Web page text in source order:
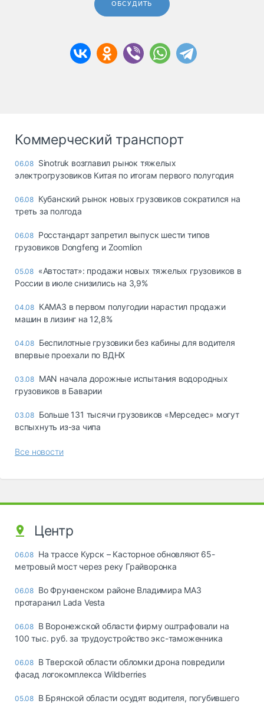
ОБСУДИТЬ
Коммерческий транспорт
06.08 Sinotruk возглавил рынок тяжелых
электрогрузовиков Китая по итогам первого полугодия
06.08 Кубанский рынок новых грузовиков сократился на
треть за полгода
06.08 Росстандарт запретил выпуск шести типов
грузовиков Dongfeng и Zoomlion
05.08 «Автостат»: продажи новых тяжелых грузовиков в
России в июле снизились на 3,9%
04.08 КАМАЗ в первом полугодии нарастил продажи
машин в лизинг на 12,8%
04.08 Беспилотные грузовики без кабины для водителя
впервые проехали по ВДНХ
03.08 MAN начала дорожные испытания водородных
грузовиков в Баварии
03.08 Больше 131 тысячи грузовиков «Мерседес» могут
вспыхнуть из-за чипа
Все новости
Центр
06.08 На трассе Курск – Касторное обновляют 65-
метровый мост через реку Грайворонка
06.08 Во Фрунзенском районе Владимира МАЗ
протаранил Lada Vesta
06.08 В Воронежской области фирму оштрафовали на
100 тыс. руб. за трудоустройство экс-таможенника
06.08 В Тверской области обломки дрона повредили
фасад логокомплекса Wildberries
05.08 В Брянской области осудят водителя, погубившего